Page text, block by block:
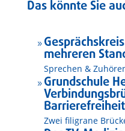
Das könnte Sie
9
mehreren
Sprechen &
9 Grundschule
Barrierefreiheit
Zwei filigrane